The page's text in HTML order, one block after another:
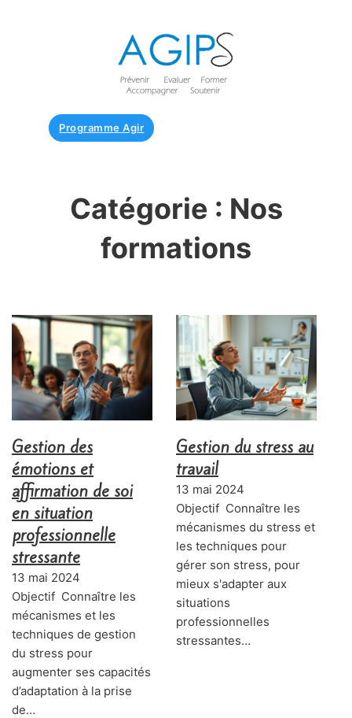
Programme Agir
Catégorie : Nos
formations
Gestion des
émotions et
affirmation de soi
en situation
professionnelle
stressante
13 mai 2024
Objectif Connaître les
mécanismes et les
techniques de gestion
du stress pour
augmenter ses capacités
d’adaptation à la prise
de…
Gestion du stress au
travail
13 mai 2024
Objectif Connaître les
mécanismes du stress et
les techniques pour
gérer son stress, pour
mieux s'adapter aux
situations
professionnelles
stressantes…